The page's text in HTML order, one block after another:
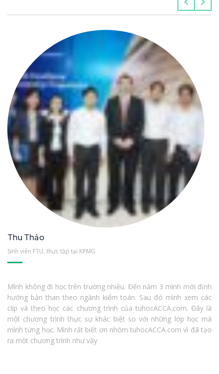
Thu Thảo
Sinh viên FTU, thực tập tại KPMG
Mình không đi học trên trường nhiều. Đến năm 3 mình mới định
hướng bản than theo ngành kiểm toán. Sau đó mình xem các
clip và theo học các chương trình của tuhocACCA.com. Đây là
một chương trình thực sự khác biệt so với những lớp học mà
mình từng học. Mình rất biết ơn nhóm tuhocACCA.com vì đã tạo
ra một chương trình như vậy